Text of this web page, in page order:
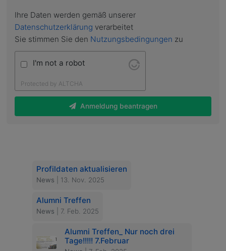
Ihre Daten werden gemäß unserer
Datenschutzerklärung verarbeitet
Sie stimmen Sie den Nutzungsbedingungen zu
I'm not a robot
Protected by ALTCHA
Anmeldung beantragen
Profildaten aktualisieren
News | 13. Nov. 2025
Alumni Treffen
News | 7. Feb. 2025
Alumni Treffen_ Nur noch drei
Tage!!!!! 7.Februar